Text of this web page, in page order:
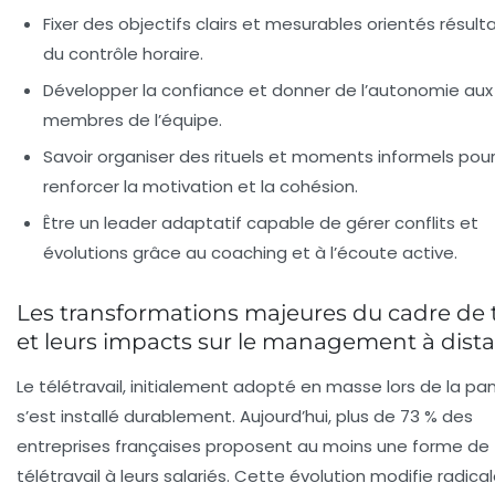
Fixer des objectifs clairs et mesurables orientés
du contrôle horaire.
Développer la confiance et donner de l’autonomie aux
membres de l’équipe.
Savoir organiser des rituels et moments informels pour
renforcer la motivation et la cohésion.
Être un leader adaptatif capable de gérer conflits et
évolutions grâce au coaching et à l’écoute active.
Les transformations majeures du cadre de
et leurs impacts sur le management à
Le télétravail, initialement adopté en masse lors de la
s’est installé durablement. Aujourd’hui, plus de 73 % des
entreprises françaises proposent au moins une forme de
télétravail à leurs salariés. Cette évolution modifie